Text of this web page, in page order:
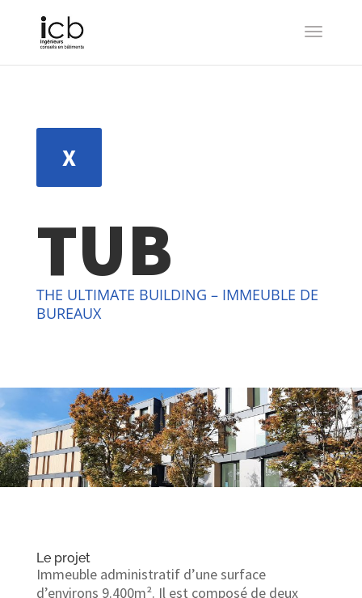
X
TUB
THE ULTIMATE BUILDING – IMMEUBLE DE
BUREAUX
Le projet
Immeuble administratif d’une surface
d’environs 9.400m². Il est composé de deux